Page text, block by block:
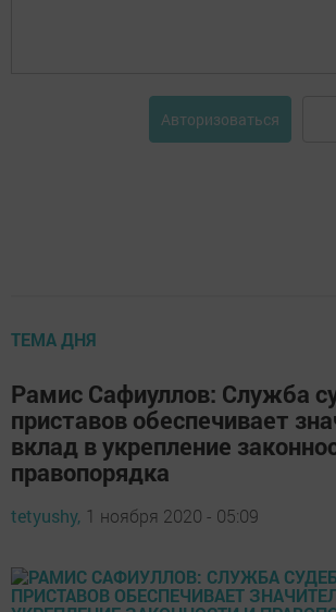
Авторизоваться
ТЕМА ДНЯ
Рамис Сафиуллов: Служба
приставов обеспечивает
вклад в укрепление
правопорядка
tetyushy, 1 ноября 2020 - 05:09